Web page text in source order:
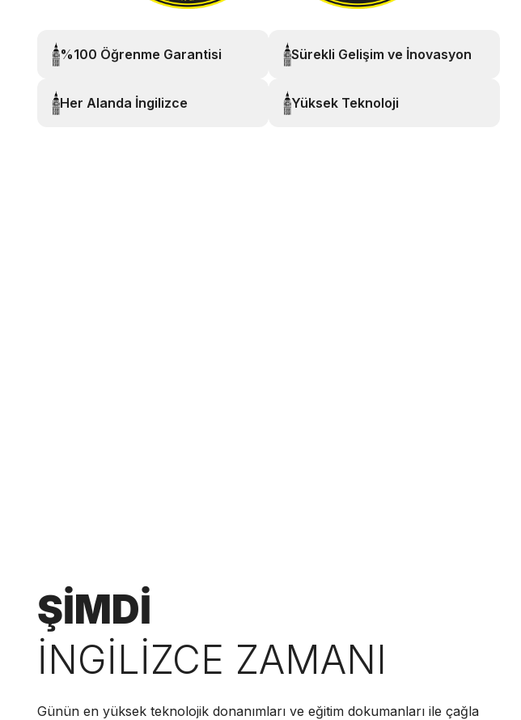
%100 Öğrenme Garantisi Sürekli Gelişim ve İnovasyon
Her Alanda İngilizce Yüksek Teknoloji
ŞİMDİ
İNGİLİZCE ZAMANI
Günün en yüksek teknolojik donanımları ve eğitim dokumanları ile çağla